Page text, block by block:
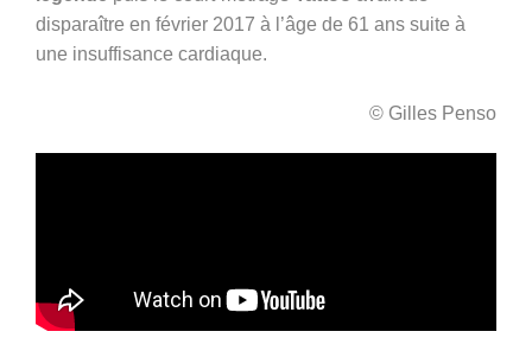
disparaître en février 2017 à l’âge de 61 ans suite à
une insuffisance cardiaque.
© Gilles Penso